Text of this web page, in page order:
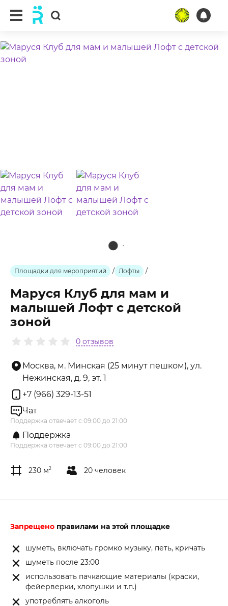
Площадки для мероприятий / Лофты /
Маруся Клуб для мам и
малышей Лофт с детской
зоной
0 отзывов
Москва, м. Минская (25 минут пешком), ул.
Нежинская, д. 9, эт. 1
+7 (966) 329-13-51
Чат
Поддержка отвечает с 09:00 до 21:00
Поддержка
Поддержка отвечает с 09:00 до 21:00
230 м2 20 человек
Запрещеноправилами на этой площадке
шуметь, включать громко музыку, петь, кричать
шуметь после 23:00
использовать пачкающие материалы (краски,
фейерверки, хлопушки и т.п.)
употреблять алкоголь